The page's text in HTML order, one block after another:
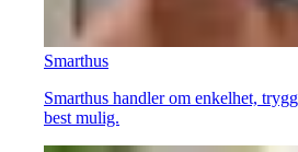
Smarthus
Smarthus handler om enkelhet,
best mulig.